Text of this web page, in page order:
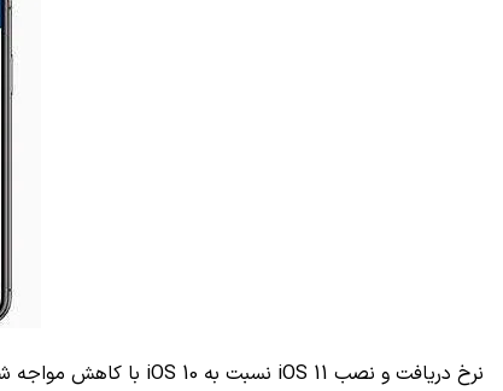
نرخ دریافت و نصب iOS 11 نسبت به iOS 10 با کاهش مواجه